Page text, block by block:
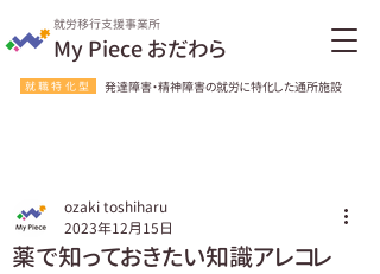
就労移行支援事業所
My Piece おだわら
就職特化型 発達障害・精神障害の就労に特化した通所施設
薬で知っておきたい知識アレコレ
ozaki toshiharu
2023年12月15日